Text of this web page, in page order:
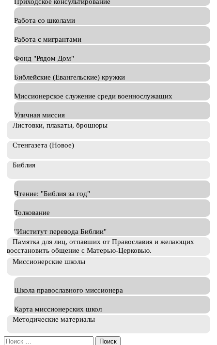
Приходское консультирование
Работа со школами
Работа с мигрантами
Фонд "Рядом Дом"
Библейские (Евангельские) кружки
Миссионерское служение среди военнослужащих
Уличная миссия
Листовки, плакаты, брошюры
Стенгазета (Новое)
Библия
Чтение: "Библия за год"
Толкование
"Институт перевода Библии"
Памятка для лиц, отпавших от Православия и желающих
восстановить общение с Матерью-Церковью.
Миссионерские школы
Школа православного миссионера
Карта миссионерских школ
Методические материалы
Искать: